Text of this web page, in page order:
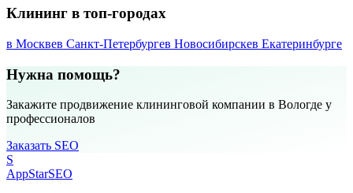
Клининг в топ-городах
в Москвев Санкт-Петербургев Новосибирскев Екатеринбурге
Нужна помощь?
Закажите продвижение клининговой компании в Вологде у
профессионалов
Заказать SEO
S
AppStarSEO